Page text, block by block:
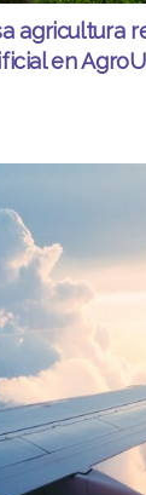
agricultura
en